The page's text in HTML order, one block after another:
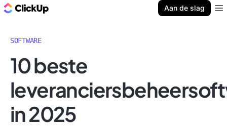
Aan de slag
SOFTWARE
10 beste
in 2025